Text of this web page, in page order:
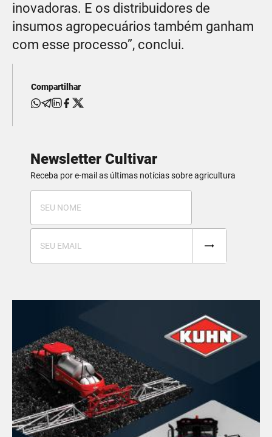
inovadoras. E os distribuidores de
insumos agropecuários também ganham
com esse processo”, conclui.
Compartilhar
Newsletter Cultivar
Receba por e-mail as últimas notícias sobre agricultura